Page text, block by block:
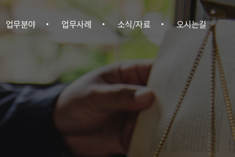
업무분야
민사ㆍ행정
이혼ㆍ상속
건설ㆍ부동산
업무사례 소식/자료
위온소식
언론보도
뉴스레터
법률정보
오시는길
오시는길